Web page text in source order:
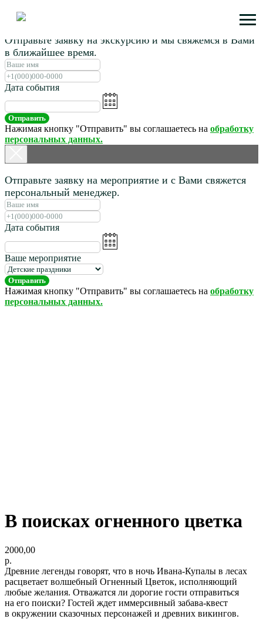
Отправьте заявку на экскурсию и мы свяжемся в Вами
в ближайшее время.
Дата события
Отправить
Нажимая кнопку "Отправить" вы соглашаетесь на обработку
персональных данных.
Отправьте заявку на мероприятие и с Вами свяжется
персональный менеджер.
Дата события
Ваше мероприятие
Отправить
Нажимая кнопку "Отправить" вы соглашаетесь на обработку
персональных данных.
В поисках огненного цветка
2000,00
р.
Древние легенды говорят, что в ночь Ивана-Купалы в лесах
расцветает волшебный Огненный Цветок, исполняющий
любые желания. Отважатся ли дорогие гости отправиться
на его поиски? Гостей ждет иммерсивный забава-квест
в окружении сказочных персонажей и древних викингов.